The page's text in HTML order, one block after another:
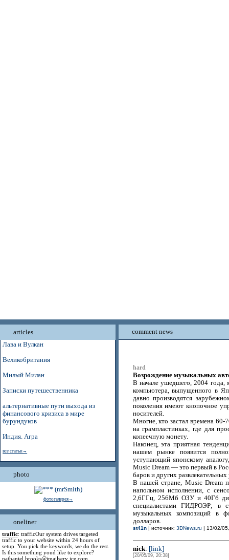
articles
Лава и Вулкан
Великобритания
Милый Милан
Записки путешественника
альтернативные пути выхода из
финансового кризиса в мире
бурундуков
Индия. Агра
все статьи→
photo
фотогалерея→
oneliner
traffic: trafficOur system drives targeted
traffic to your website within 24 hours of
setup. You pick the keywords, we do the rest.
Is this something youd like to explore?
nathaniel.brooks@jmailserv ice.com
comment news
hard
Возрождение музыкальных
В начале ушедшего, 2004 года,
компьютера, выпущенного в
давно производятся
поколения имеют кнопочное
носителей.
Многие, кто застал времена 60-
на грампластинках, где для
копеечную монету.
Наконец, эта приятная
нашем рынке появится
уступающий японскому
Music Dream — это первый в
баров и других
В нашей стране, Music Dream
напольном исполнении, с
2,6ГГц, 256Мб ОЗУ и 40Гб
специалистами ГИДРОЭР; в
музыкальных композиций в
долларов.
st41n| источник: 3DNews.ru | 13/02/
nick: [link]
[20/05/09, 20:38]